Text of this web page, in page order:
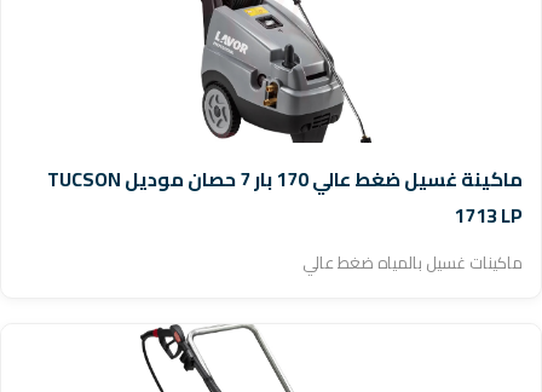
ماكينة غسيل ضغط عالي 170 بار 7 حصان موديل TUCSON
1713 LP
ماكينات غسيل بالمياه ضغط عالي